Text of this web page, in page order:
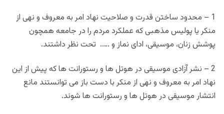
1 – محدود ساختن قدرت و صلاحیت نهاد امر به معروف و نهی از
منکر یا پولیس مذهبی که عملکرد مردم را در جامعه همچون
پوشش زنان، موسیقی، ادای نماز و ….. تحت نظر داشتند.
2 – نشر آزادی موسیقی در هوتل ها و رستورانت ها که پیش از این
نهاد امر به معروف و نهی از منکر با دست باز می توانستند مانع
انتشار موسیقی در هوتل ها و رستورانت ها شوند.